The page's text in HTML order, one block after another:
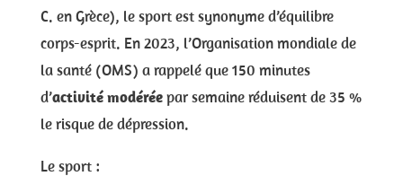
C. en Grèce), le sport est synonyme d’équilibre
corps-esprit. En 2023, l’Organisation mondiale de
la santé (OMS) a rappelé que 150 minutes
d’activité modéréepar semaine réduisent de 35 %
le risque de dépression.
Le sport :